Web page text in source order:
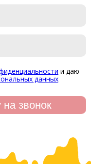
и даю
данных